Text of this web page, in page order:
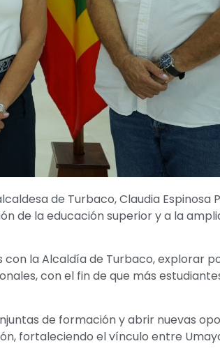
de Turbaco, Claudia Espinosa
de la educación superior y a la
la Alcaldía de Turbaco, explorar
con el fin de que más
de formación y abrir nuevas
fortaleciendo el vínculo entre